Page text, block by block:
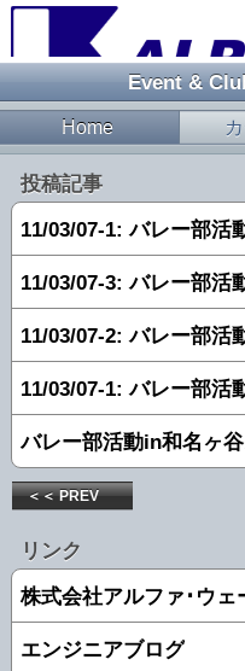
Event &
Home
投稿記事
11/03/07-1: バレー部活
11/03/07-3: バレー部活
11/03/07-2: バレー部活
バレー部活動in和名ヶ
＜＜ PREV
リンク
株式会社アルファ･ウェ
エンジニアブログ